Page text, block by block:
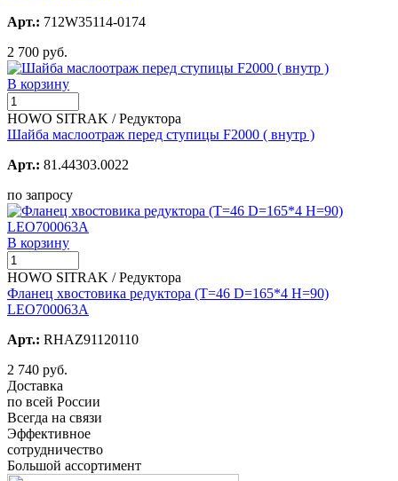
Арт.: 712W35114-0174
2 700 руб.
В корзину
HOWO SITRAK / Редуктора
Шайба маслоотраж перед ступицы F2000 ( внутр )
Арт.: 81.44303.0022
по запросу
В корзину
HOWO SITRAK / Редуктора
Фланец хвостовика редуктора (T=46 D=165*4 H=90)
LEO700063A
Арт.: RHAZ91120110
2 740 руб.
Доставка
по всей России
Всегда на связи
Эффективное
сотрудничество
Большой ассортимент